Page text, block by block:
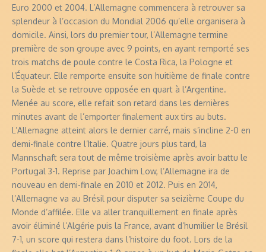
Euro 2000 et 2004. L’Allemagne commencera à retrouver sa
splendeur à l’occasion du Mondial 2006 qu’elle organisera à
domicile. Ainsi, lors du premier tour, l’Allemagne termine
première de son groupe avec 9 points, en ayant remporté ses
trois matchs de poule contre le Costa Rica, la Pologne et
l’Équateur. Elle remporte ensuite son huitième de finale contre
la Suède et se retrouve opposée en quart à l’Argentine.
Menée au score, elle refait son retard dans les dernières
minutes avant de l’emporter finalement aux tirs au buts.
L’Allemagne atteint alors le dernier carré, mais s’incline 2-0 en
demi-finale contre l’Italie. Quatre jours plus tard, la
Mannschaft sera tout de même troisième après avoir battu le
Portugal 3-1. Reprise par Joachim Low, l’Allemagne ira de
nouveau en demi-finale en 2010 et 2012. Puis en 2014,
l’Allemagne va au Brésil pour disputer sa seizième Coupe du
Monde d’affilée. Elle va aller tranquillement en finale après
avoir éliminé l’Algérie puis la France, avant d’humilier le Brésil
7-1, un score qui restera dans l’histoire du foot. Lors de la